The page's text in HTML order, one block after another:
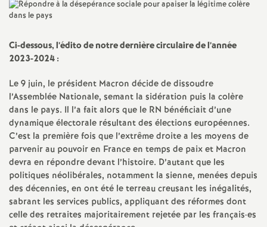
i
o
n
a
l
d
e
Ci-dessous, l’édito de notre dernière circulaire de l’année
2023-2024 :
Le 9 juin, le président Macron décide de dissoudre
l’Assemblée Nationale, semant la sidération puis la colère
dans le pays. Il l’a fait alors que le RN bénéficiait d’une
dynamique électorale résultant des élections européennes.
C’est la première fois que l’extrême droite a les moyens de
parvenir au pouvoir en France en temps de paix et Macron
devra en répondre devant l’histoire. D’autant que les
politiques néolibérales, notamment la sienne, menées depuis
des décennies, en ont été le terreau creusant les inégalités,
sabrant les services publics, appliquant des réformes dont
celle des retraites majoritairement rejetée par les français·es